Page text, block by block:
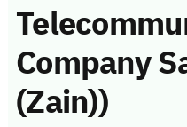
Company
(Zain))